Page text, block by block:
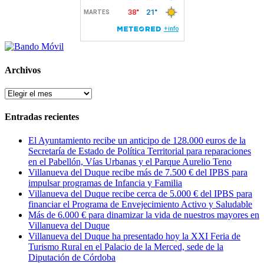
Archivos
Archivos
Entradas recientes
El Ayuntamiento recibe un anticipo de 128.000 euros de la
Secretaría de Estado de Política Territorial para reparaciones
en el Pabellón, Vías Urbanas y el Parque Aurelio Teno
Villanueva del Duque recibe más de 7.500 € del IPBS para
impulsar programas de Infancia y Familia
Villanueva del Duque recibe cerca de 5.000 € del IPBS para
financiar el Programa de Envejecimiento Activo y Saludable
Más de 6.000 € para dinamizar la vida de nuestros mayores en
Villanueva del Duque
Villanueva del Duque ha presentado hoy la XXI Feria de
Turismo Rural en el Palacio de la Merced, sede de la
Diputación de Córdoba